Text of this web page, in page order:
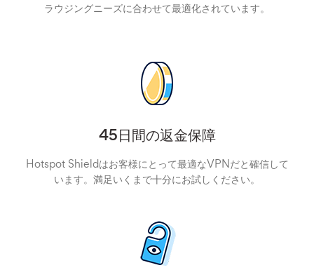
ラウジングニーズに合わせて最適化されています。
45日間の返金保障
Hotspot Shieldはお客様にとって最適なVPNだと確信して
います。満足いくまで十分にお試しください。